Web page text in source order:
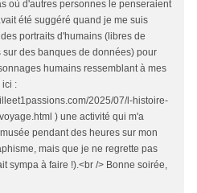
où d'autres personnes le penseraient
été suggéré quand je me suis
portraits d'humains (libres de
sur des banques de données) pour
humains ressemblant à mes
ici :
2025/07/l-histoire-
) une activité qui m'a
pendant des heures sur mon
mais que je ne regrette pas
sympa à faire !).<br /> Bonne soirée,